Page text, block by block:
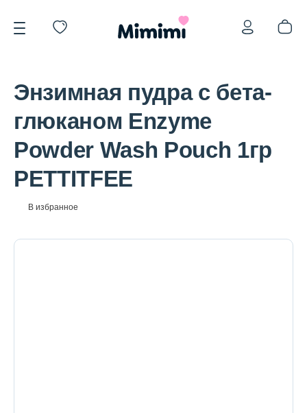
*OVERSTOCK -30%
Уход за лицом
Энзимная пудра с бета-
глюканом Enzyme
Powder Wash Pouch 1гр
PETTITFEE
В избранное